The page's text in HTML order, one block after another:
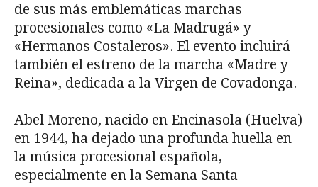
de sus más emblemáticas marchas
procesionales como «La Madrugá» y
«Hermanos Costaleros». El evento incluirá
también el estreno de la marcha «Madre y
Reina», dedicada a la Virgen de Covadonga.
Abel Moreno, nacido en Encinasola (Huelva)
en 1944, ha dejado una profunda huella en
la música procesional española,
especialmente en la Semana Santa